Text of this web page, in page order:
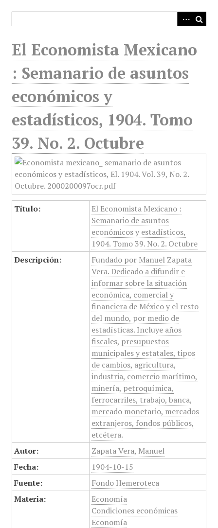
El Economista Mexicano
: Semanario de asuntos
económicos y
estadísticos, 1904. Tomo
39. No. 2. Octubre
Título:
El Economista Mexicano :
Semanario de asuntos
económicos y estadísticos,
1904. Tomo 39. No. 2. Octubre
Descripción:
Fundado por Manuel Zapata
Vera. Dedicado a difundir e
informar sobre la situación
económica, comercial y
financiera de México y el resto
del mundo, por medio de
estadísticas. Incluye años
fiscales, presupuestos
municipales y estatales, tipos
de cambios, agricultura,
industria, comercio marítimo,
minería, petroquímica,
ferrocarriles, trabajo, banca,
mercado monetario, mercados
extranjeros, fondos públicos,
etcétera.
Autor:
Zapata Vera, Manuel
Fecha:
1904-10-15
Fuente:
Fondo Hemeroteca
Materia:
Economía
Condiciones económicas
Economía